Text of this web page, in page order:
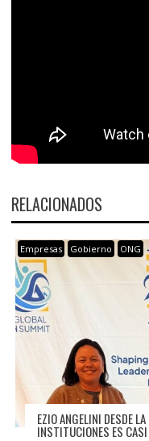
RELACIONADOS
Empresas Gobierno ONG
EZIO ANGELINI DESDE
INSTITUCIONES ES